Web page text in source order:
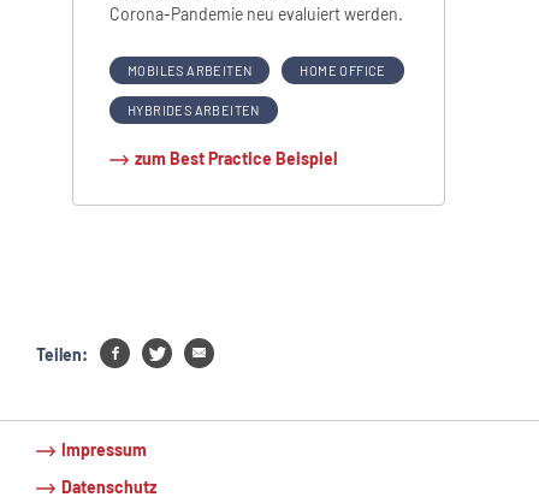
Corona-Pandemie neu evaluiert werden.
MOBILES ARBEITEN HOME OFFICE
HYBRIDES ARBEITEN
zum Best Practice Beispiel
Teilen:
Impressum
Datenschutz